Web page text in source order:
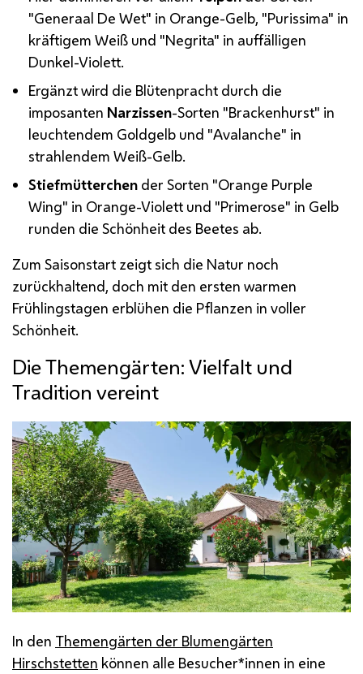
"Generaal De Wet" in Orange-Gelb, "Purissima" in
kräftigem Weiß und "Negrita" in auffälligen
Dunkel-Violett.
Ergänzt wird die Blütenpracht durch die
imposanten Narzissen-Sorten "Brackenhurst" in
leuchtendem Goldgelb und "Avalanche" in
strahlendem Weiß-Gelb.
Stiefmütterchen der Sorten "Orange Purple
Wing" in Orange-Violett und "Primerose" in Gelb
runden die Schönheit des Beetes ab.
Zum Saisonstart zeigt sich die Natur noch
zurückhaltend, doch mit den ersten warmen
Frühlingstagen erblühen die Pflanzen in voller
Schönheit.
Die Themengärten: Vielfalt und
Tradition vereint
In den Themengärten der Blumengärten
Hirschstetten können alle Besucher*innen in eine